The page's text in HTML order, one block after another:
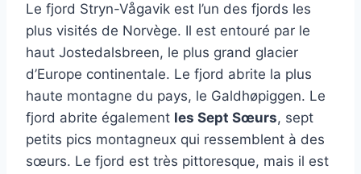
Le fjord Stryn-Vågavik est l’un des fjords les
plus visités de Norvège. Il est entouré par le
haut Jostedalsbreen, le plus grand glacier
d’Europe continentale. Le fjord abrite la plus
haute montagne du pays, le Galdhøpiggen. Le
fjord abrite également les Sept Sœurs, sept
petits pics montagneux qui ressemblent à des
sœurs. Le fjord est très pittoresque, mais il est